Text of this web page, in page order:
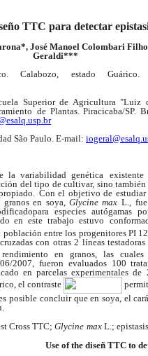
TTC para detectar
José Manoel Colombari
Geraldi***
Calabozo, estado Guárico.
Superior de Agricultura "Luiz
de Plantas. Piracicaba/SP.
São Paulo. E-mail:
la variabilidad genética
del tipo de cultivar, sino también
Con el objetivo de
granos en soya, Glycine max L.,
para especies autógamas
en este trabajo estuvo
población entre los progenitores PI
con otras 2 líneas
rendimiento en granos, las cuales
2007, fueron evaluados 100
en parcelas experimentales de
el contraste
posible concluir que en soya, el
Cross TTC; Glycine max L.; epistasis.
Use of the diseñ TTC to